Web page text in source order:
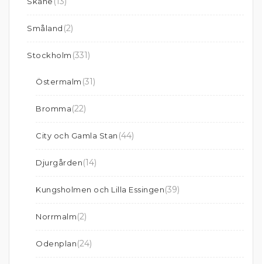
Småland (2)
Stockholm (331)
Östermalm (31)
Bromma(22)
City och Gamla Stan (44)
Djurgården(14)
Kungsholmen och Lilla Essingen(39)
Norrmalm(2)
Odenplan(24)